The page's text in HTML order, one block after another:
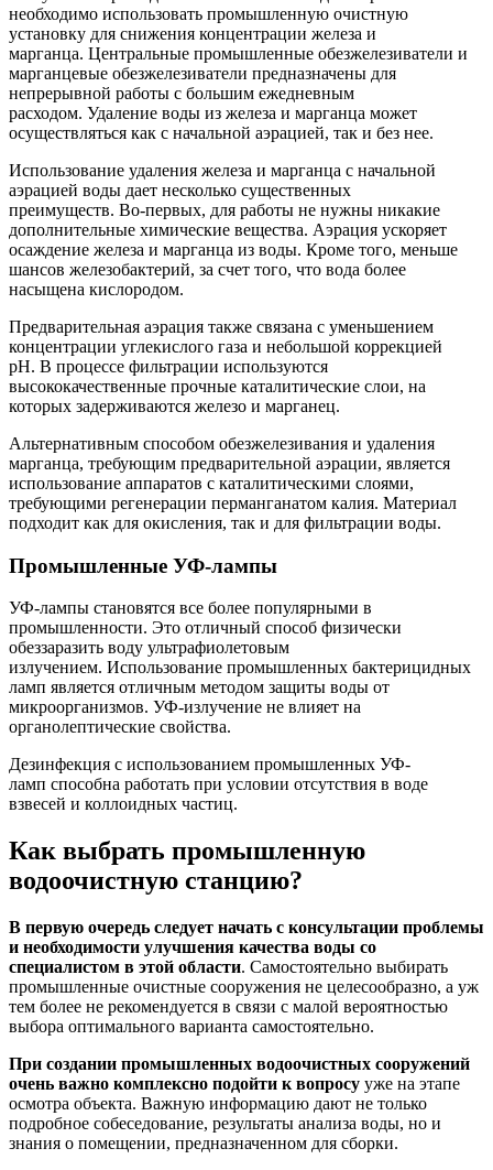
необходимо использовать промышленную очистную
установку для снижения концентрации железа и
марганца. Центральные промышленные обезжелезиватели и
марганцевые обезжелезиватели предназначены для
непрерывной работы с большим ежедневным
расходом. Удаление воды из железа и марганца может
осуществляться как с начальной аэрацией, так и без нее.
Использование удаления железа и марганца с начальной
аэрацией воды дает несколько существенных
преимуществ. Во-первых, для работы не нужны никакие
дополнительные химические вещества. Аэрация ускоряет
осаждение железа и марганца из воды. Кроме того, меньше
шансов железобактерий, за счет того, что вода более
насыщена кислородом.
Предварительная аэрация также связана с уменьшением
концентрации углекислого газа и небольшой коррекцией
рН. В процессе фильтрации используются
высококачественные прочные каталитические слои, на
которых задерживаются железо и марганец.
Альтернативным способом обезжелезивания и удаления
марганца, требующим предварительной аэрации, является
использование аппаратов с каталитическими слоями,
требующими регенерации перманганатом калия. Материал
подходит как для окисления, так и для фильтрации воды.
Промышленные УФ-лампы
УФ-лампы становятся все более популярными в
промышленности. Это отличный способ физически
обеззаразить воду ультрафиолетовым
излучением. Использование промышленных бактерицидных
ламп является отличным методом защиты воды от
микроорганизмов. УФ-излучение не влияет на
органолептические свойства.
Дезинфекция с использованием промышленных УФ-
ламп способна работать при условии отсутствия в воде
взвесей и коллоидных частиц.
Как выбрать промышленную
водоочистную станцию?
В первую очередь следует начать с консультации проблемы
и необходимости улучшения качества воды со
специалистом в этой области. Самостоятельно выбирать
промышленные очистные сооружения не целесообразно, а уж
тем более не рекомендуется в связи с малой вероятностью
выбора оптимального варианта самостоятельно.
При создании промышленных водоочистных сооружений
очень важно комплексно подойти к вопросу уже на этапе
осмотра объекта. Важную информацию дают не только
подробное собеседование, результаты анализа воды, но и
знания о помещении, предназначенном для сборки.